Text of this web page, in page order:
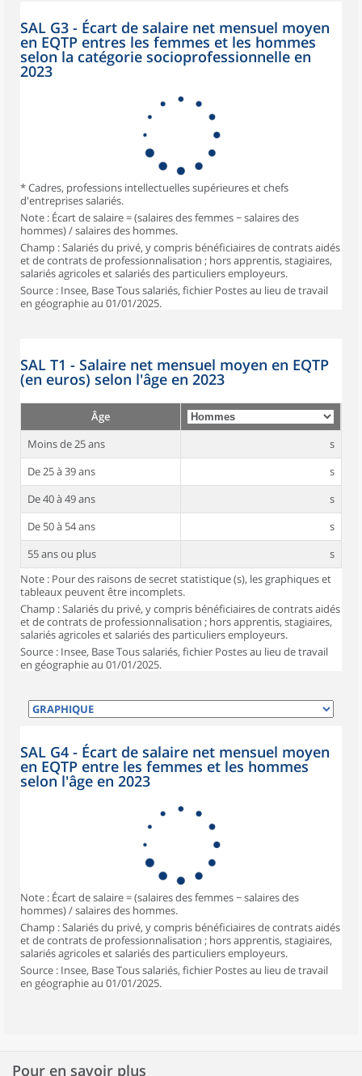
SAL G3 - Écart de salaire net mensuel moyen
en EQTP entres les femmes et les hommes
selon la catégorie socioprofessionnelle en
2023
* Cadres, professions intellectuelles supérieures et chefs
d'entreprises salariés.
Note : Écart de salaire = (salaires des femmes − salaires des
hommes) / salaires des hommes.
Champ : Salariés du privé, y compris bénéficiaires de contrats aidés
et de contrats de professionnalisation ; hors apprentis, stagiaires,
salariés agricoles et salariés des particuliers employeurs.
Source : Insee, Base Tous salariés, fichier Postes au lieu de travail
en géographie au 01/01/2025.
SAL T1 - Salaire net mensuel moyen en EQTP
(en euros) selon l'âge en 2023
Âge
Moins de 25 ans
s
De 25 à 39 ans
s
De 40 à 49 ans
s
De 50 à 54 ans
s
55 ans ou plus
s
Note : Pour des raisons de secret statistique (s), les graphiques et
tableaux peuvent être incomplets.
Champ : Salariés du privé, y compris bénéficiaires de contrats aidés
et de contrats de professionnalisation ; hors apprentis, stagiaires,
salariés agricoles et salariés des particuliers employeurs.
Source : Insee, Base Tous salariés, fichier Postes au lieu de travail
en géographie au 01/01/2025.
SAL G4 - Écart de salaire net mensuel moyen
en EQTP entre les femmes et les hommes
selon l'âge en 2023
Note : Écart de salaire = (salaires des femmes − salaires des
hommes) / salaires des hommes.
Champ : Salariés du privé, y compris bénéficiaires de contrats aidés
et de contrats de professionnalisation ; hors apprentis, stagiaires,
salariés agricoles et salariés des particuliers employeurs.
Source : Insee, Base Tous salariés, fichier Postes au lieu de travail
en géographie au 01/01/2025.
Pour en savoir plus